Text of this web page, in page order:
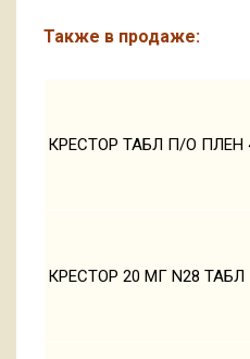
Также в продаже:
КРЕСТОР ТАБЛ П/О ПЛЕН
КРЕСТОР 20 МГ N28